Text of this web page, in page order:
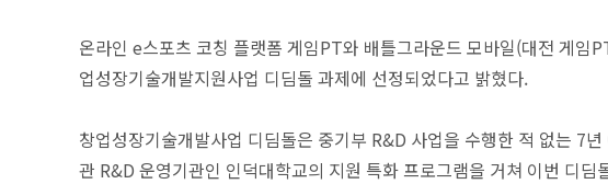
온라인 e스포츠 코칭 플랫폼 게임PT와 배틀그라운드 모바일(대전 게임
업성장기술개발지원사업 디딤돌 과제에 선정되었다고 밝혔다.
창업성장기술개발사업 디딤돌은 중기부 R&D 사업을 수행한 적 없는 7
관 R&D 운영기관인 인덕대학교의 지원 특화 프로그램을 거쳐 이번 디딤